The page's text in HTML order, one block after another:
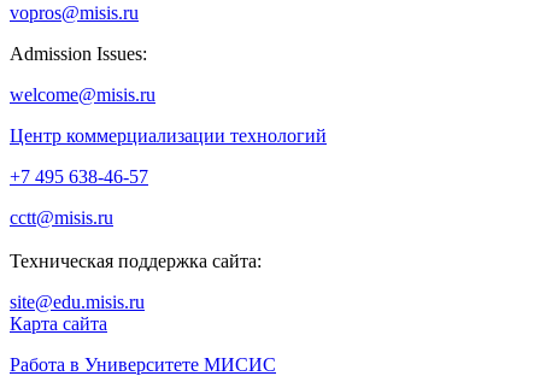
vopros@misis.ru
Admission Issues:
welcome@misis.ru
Центр коммерциализации технологий
+7 495 638-46-57
cctt@misis.ru
Техническая поддержка сайта:
site@edu.misis.ru
Карта сайта
Работа в Университете МИСИС